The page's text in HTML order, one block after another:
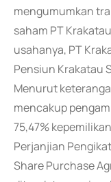
mengumumkan
saham PT
usahanya, PT
Pensiun Krakatau
Menurut
mencakup
75,47%
Perjanjian
Share Purchase